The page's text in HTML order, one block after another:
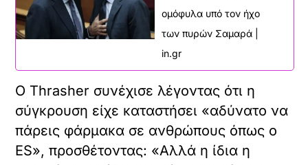
ομόφυλα υπό τον ήχο
των πυρών Σαμαρά |
in.gr
Ο Thrasher συνέχισε λέγοντας ότι η
σύγκρουση είχε καταστήσει «αδύνατο να
πάρεις φάρμακα σε ανθρώπους όπως ο
ES», προσθέτοντας: «Αλλά η ίδια η